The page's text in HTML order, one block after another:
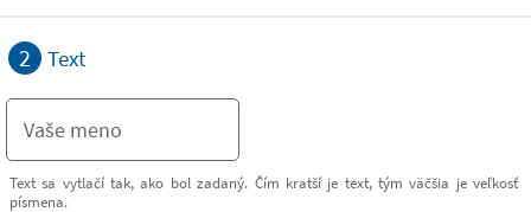
2 Text
Text sa vytlačí tak, ako bol zadaný. Čím kratší je text, tým väčšia je veľkosť
písmena.